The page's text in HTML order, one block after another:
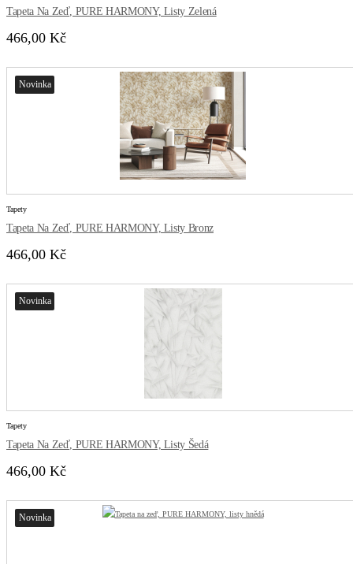
Tapeta Na Zeď, PURE HARMONY, Listy Zelená
466,00 Kč
Novinka
Tapety
Tapeta Na Zeď, PURE HARMONY, Listy Bronz
466,00 Kč
Novinka
Tapety
Tapeta Na Zeď, PURE HARMONY, Listy Šedá
466,00 Kč
Novinka